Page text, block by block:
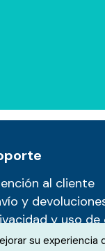
al cliente
y
y uso de
su